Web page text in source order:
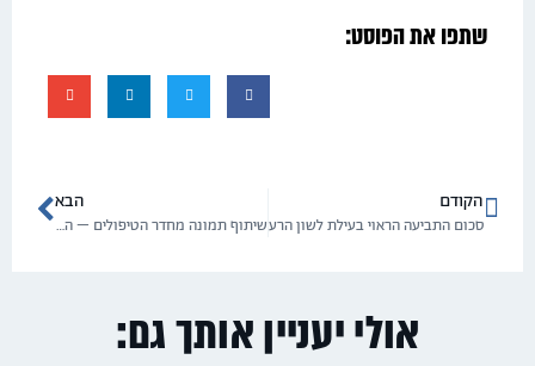
שתפו את הפוסט:
הקודם
סכום התביעה הראוי בעילת לשון הרע
הבא
שיתוף תמונה מחדר הטיפולים – הטרדה מינית, פגיעה בפרטיות ולשון הרע
אולי יעניין אותך גם: